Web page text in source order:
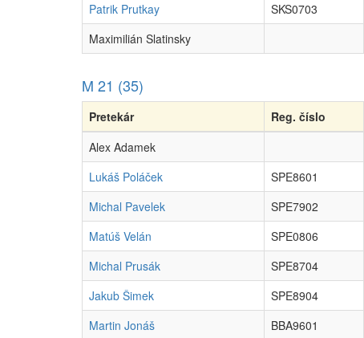
Patrik Prutkay
SKS0703
Maximilián Slatinsky
M 21 (35)
Pretekár Reg. číslo
Alex Adamek
Lukáš Poláček
SPE8601
Michal Pavelek
SPE7902
Matúš Velán
SPE0806
Michal Prusák
SPE8704
Jakub Šimek
SPE8904
Martin Jonáš
BBA9601